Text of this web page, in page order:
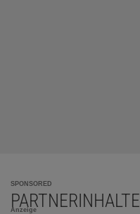
SPONSORED
PARTNERINHALTE
Anzeige